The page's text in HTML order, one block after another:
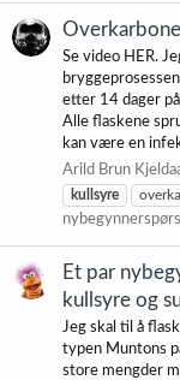
Se video HER.
etter 14 dager
Alle flaskene
kan være en
Arild Brun
kullsyre
Et par
kullsyre og
Jeg skal til å
typen Muntons
store mengder